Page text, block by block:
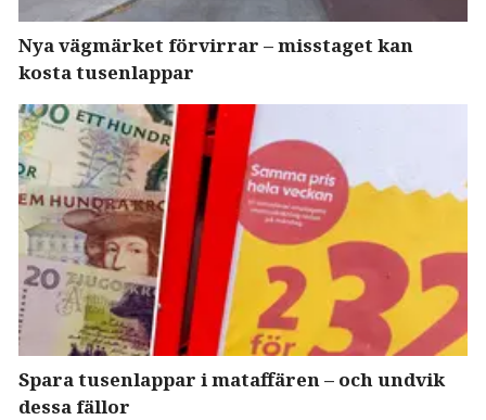
Nya vägmärket förvirrar – misstaget kan
kosta tusenlappar
Spara tusenlappar i mataffären – och undvik
dessa fällor